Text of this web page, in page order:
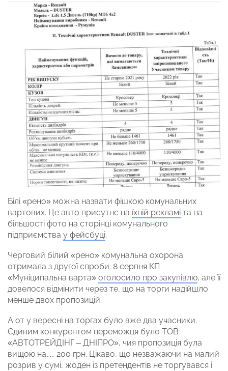
Білі «рено» можна назвати фішкою комунальних
вартових. Це авто присутнє на їхній рекламі та на
більшості фото на сторінці комунального
підприємства у фейсбуці.
Черговий білий «рено» комунальна охорона
отримала з другої спроби. 8 серпня КП
«Муніципальна варта» оголосило про закупівлю, але її
довелося відмінити через те, що на торги надійшло
менше двох пропозицій.
А от у вересні на торгах було вже два учасники.
Єдиним конкурентом переможця було ТОВ
«АВТОТРЕЙДІНГ – ДНІПРО», чия пропозиція була
вищою на… 200 грн. Цікаво, що незважаючи на малий
розрив у сумі, жоден із претендентів не торгувався і